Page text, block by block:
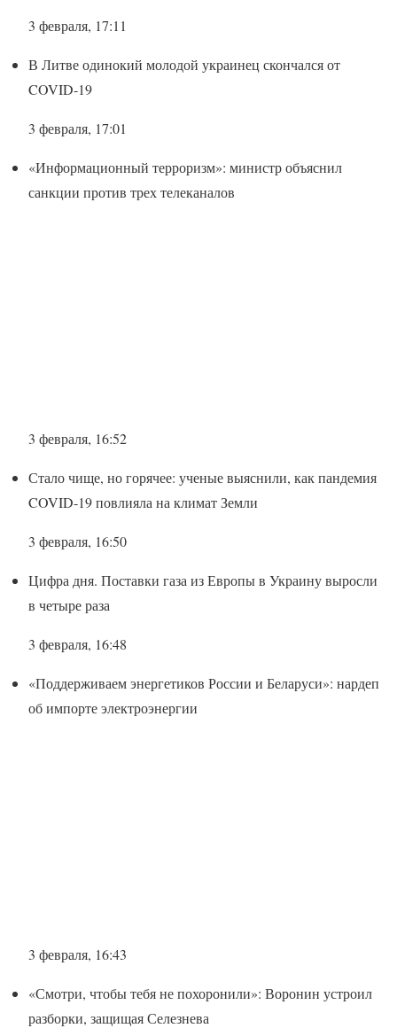
3 февраля, 17:11
В Литве одинокий молодой украинец скончался от
COVID-19
3 февраля, 17:01
«Информационный терроризм»: министр объяснил
санкции против трех телеканалов
3 февраля, 16:52
Стало чище, но горячее: ученые выяснили, как пандемия
COVID-19 повлияла на климат Земли
3 февраля, 16:50
Цифра дня. Поставки газа из Европы в Украину выросли
в четыре раза
3 февраля, 16:48
«Поддерживаем энергетиков России и Беларуси»: нардеп
об импорте электроэнергии
3 февраля, 16:43
«Смотри, чтобы тебя не похоронили»: Воронин устроил
разборки, защищая Селезнева